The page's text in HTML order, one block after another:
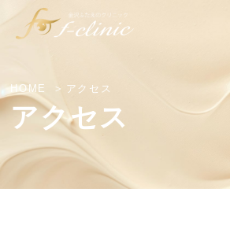
HOME アクセス
アクセス